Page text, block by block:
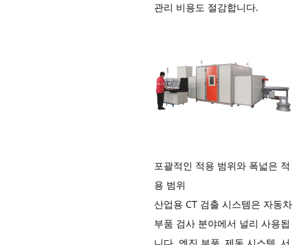
관리 비용도 절감합니다.
포괄적인 적용 범위와 폭넓은 적
용 범위
산업용 CT 검출 시스템은 자동차
부품 검사 분야에서 널리 사용됩
니다. 엔진 부품, 제동 시스템, 서